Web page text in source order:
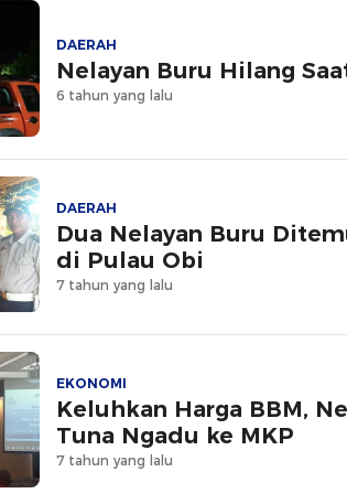
DAERAH
Nelayan Buru Hilang
6 tahun yang lalu
DAERAH
Dua Nelayan Buru
di Pulau Obi
7 tahun yang lalu
EKONOMI
Keluhkan Harga BBM,
Tuna Ngadu ke MKP
7 tahun yang lalu